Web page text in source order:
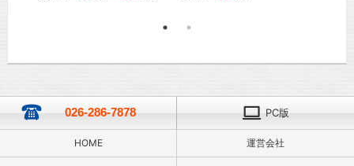
026-286-7878 PC版
HOME 運営会社